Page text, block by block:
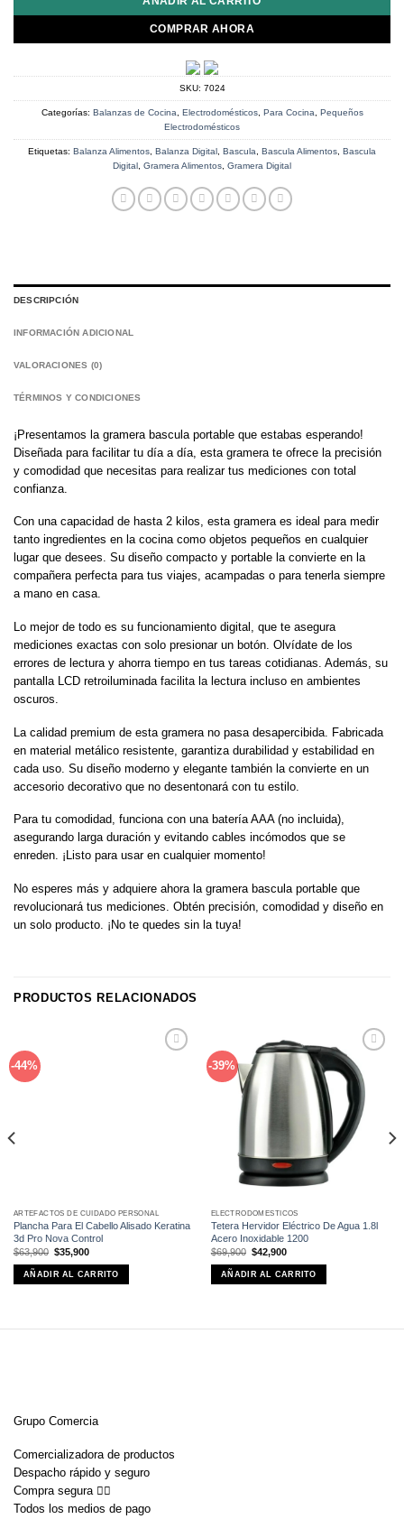
COMPRAR AHORA
SKU: 7024
Categorías: Balanzas de Cocina, Electrodomésticos, Para Cocina, Pequeños
Electrodomésticos
Etiquetas: Balanza Alimentos, Balanza Digital, Bascula, Bascula Alimentos, Bascula
Digital, Gramera Alimentos, Gramera Digital
DESCRIPCIÓN
INFORMACIÓN ADICIONAL
VALORACIONES (0)
TÉRMINOS Y CONDICIONES
¡Presentamos la gramera bascula portable que estabas esperando!
Diseñada para facilitar tu día a día, esta gramera te ofrece la precisión
y comodidad que necesitas para realizar tus mediciones con total
confianza.
Con una capacidad de hasta 2 kilos, esta gramera es ideal para medir
tanto ingredientes en la cocina como objetos pequeños en cualquier
lugar que desees. Su diseño compacto y portable la convierte en la
compañera perfecta para tus viajes, acampadas o para tenerla siempre
a mano en casa.
Lo mejor de todo es su funcionamiento digital, que te asegura
mediciones exactas con solo presionar un botón. Olvídate de los
errores de lectura y ahorra tiempo en tus tareas cotidianas. Además, su
pantalla LCD retroiluminada facilita la lectura incluso en ambientes
oscuros.
La calidad premium de esta gramera no pasa desapercibida. Fabricada
en material metálico resistente, garantiza durabilidad y estabilidad en
cada uso. Su diseño moderno y elegante también la convierte en un
accesorio decorativo que no desentonará con tu estilo.
Para tu comodidad, funciona con una batería AAA (no incluida),
asegurando larga duración y evitando cables incómodos que se
enreden. ¡Listo para usar en cualquier momento!
No esperes más y adquiere ahora la gramera bascula portable que
revolucionará tus mediciones. Obtén precisión, comodidad y diseño en
un solo producto. ¡No te quedes sin la tuya!
PRODUCTOS RELACIONADOS
-44%
ARTEFACTOS DE CUIDADO PERSONAL
Plancha Para El Cabello Alisado Keratina
3d Pro Nova Control
$63,900 El
precio
original
era:
$63,900.
$35,900El
actual
es:
$35,900.
AÑADIR AL CARRITO
-39%
lista de
deseos
ELECTRODOMÉSTICOS
Tetera Hervidor Eléctrico De Agua 1.8l
Acero Inoxidable 1200
$69,900 El
precio
original
era:
$69,900.
$42,900El
actual
es:
$42,900.
AÑADIR AL CARRITO
Grupo Comercia
Comercializadora de productos
Despacho rápido y seguro
Compra segura 👇🏼
Todos los medios de pago